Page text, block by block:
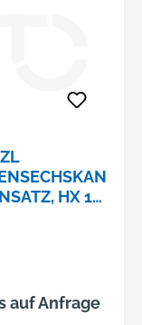
HX 11
auf Anfrage